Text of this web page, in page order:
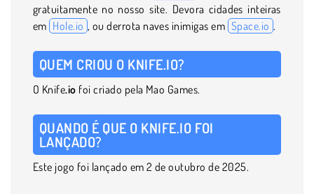
gratuitamente no nosso site. Devora cidades inteiras
em Hole.io , ou derrota naves inimigas em Space.io .
QUEM CRIOU O KNIFE.IO?
O Knife.io foi criado pela Mao Games.
QUANDO É QUE O KNIFE.IO FOI
LANÇADO?
Este jogo foi lançado em 2 de outubro de 2025.